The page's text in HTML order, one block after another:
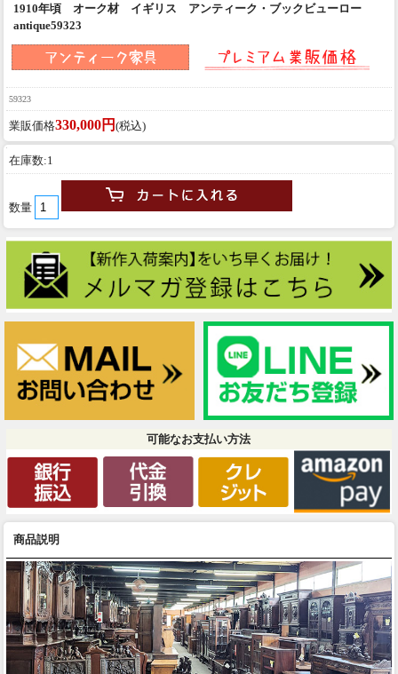
1910年頃 オーク材 イギリス アンティーク・ブックビューロー
antique59323
59323
業販価格330,000円 (税込)
在庫数:1
数量
可能なお支払い方法
商品説明